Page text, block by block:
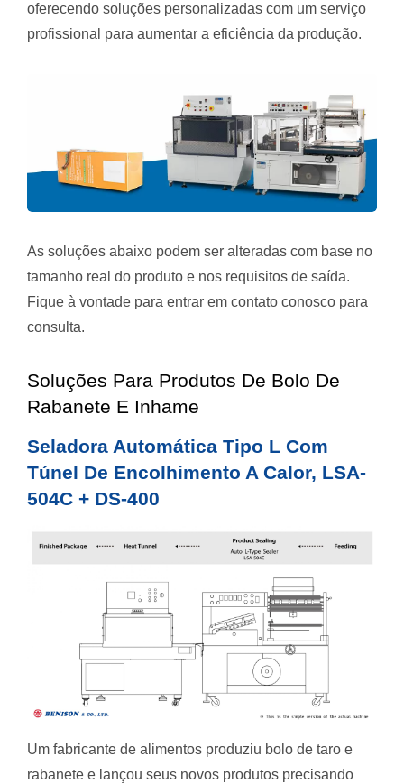
oferecendo soluções personalizadas com um serviço
profissional para aumentar a eficiência da produção.
As soluções abaixo podem ser alteradas com base no
tamanho real do produto e nos requisitos de saída.
Fique à vontade para entrar em contato conosco para
consulta.
Soluções Para Produtos De Bolo De
Rabanete E Inhame
Seladora Automática Tipo L Com
Túnel De Encolhimento A Calor, LSA-
504C + DS-400
Um fabricante de alimentos produziu bolo de taro e
rabanete e lançou seus novos produtos precisando